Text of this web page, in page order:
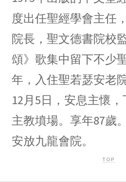
度出任聖經學會主任
院長，聖文德書院校
頌》歌集中留下不少
年，入住聖若瑟安老
12月5日，安息主懷
主教墳場。享年87歲
安放九龍會院。
TOP